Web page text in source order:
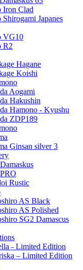
Iron Clad
Japanes
VG10
R2
Hagane
Koishi
Aogami
Hakushin
Hamono - Kyushu
ZDP189
Ginsan silver 3
Rustic
AS Black
AS Polished
SG2 Damascus
- Limited Edition
– Limited Edition